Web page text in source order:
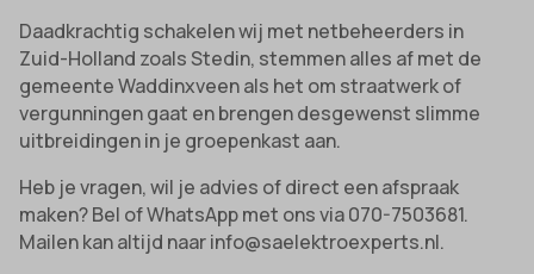
Daadkrachtig schakelen wij met netbeheerders in
Zuid-Holland zoals Stedin, stemmen alles af met de
gemeente Waddinxveen als het om straatwerk of
vergunningen gaat en brengen desgewenst slimme
uitbreidingen in je groepenkast aan.
Heb je vragen, wil je advies of direct een afspraak
maken? Bel of WhatsApp met ons via 070-7503681.
Mailen kan altijd naar info@saelektroexperts.nl.